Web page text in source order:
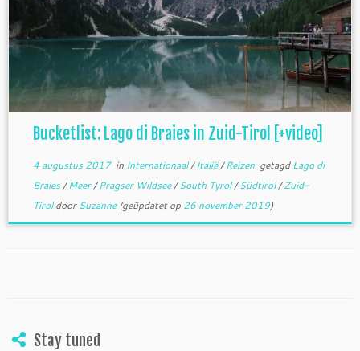
Bucketlist: Lago di Braies in Zuid-Tirol [+video]
4 augustus 2017in Internationaal/Italië/Reizen getagdLago di
Braies/Meer/Pragser Wildsee/South Tyrol/Südtirol/Zuid-
TiroldoorSuzanne(geüpdatet op 26 november 2019)
Stay tuned